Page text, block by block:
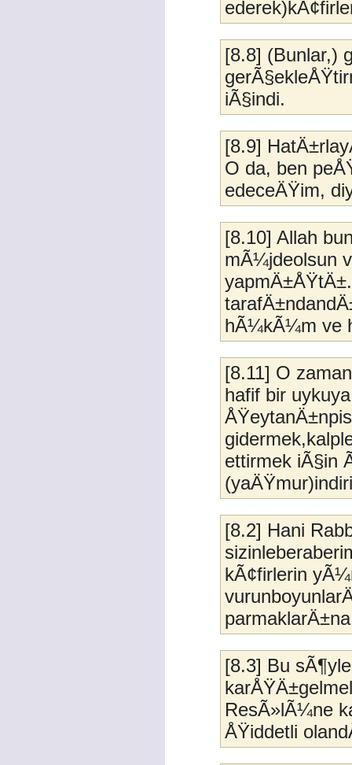
[8.8] (Bunlar,)
iÃ§indi.
[8.9]
O da, ben
edeceÄŸim,
[8.10] Allah
mÃ¼jdeolsun
hÃ¼kÃ¼m ve
[8.11] O
hafif bir
ettirmek iÃ§in
[8.2] Hani
kÃ¢firlerin
[8.3] Bu
ResÃ»lÃ¼ne
ÅŸiddetli